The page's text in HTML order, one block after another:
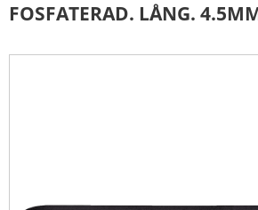
FOSFATERAD. LÅNG.